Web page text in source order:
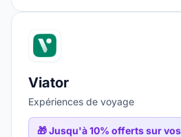
Viator
Expériences de voyage
🎁Jusqu'à 10% offerts sur